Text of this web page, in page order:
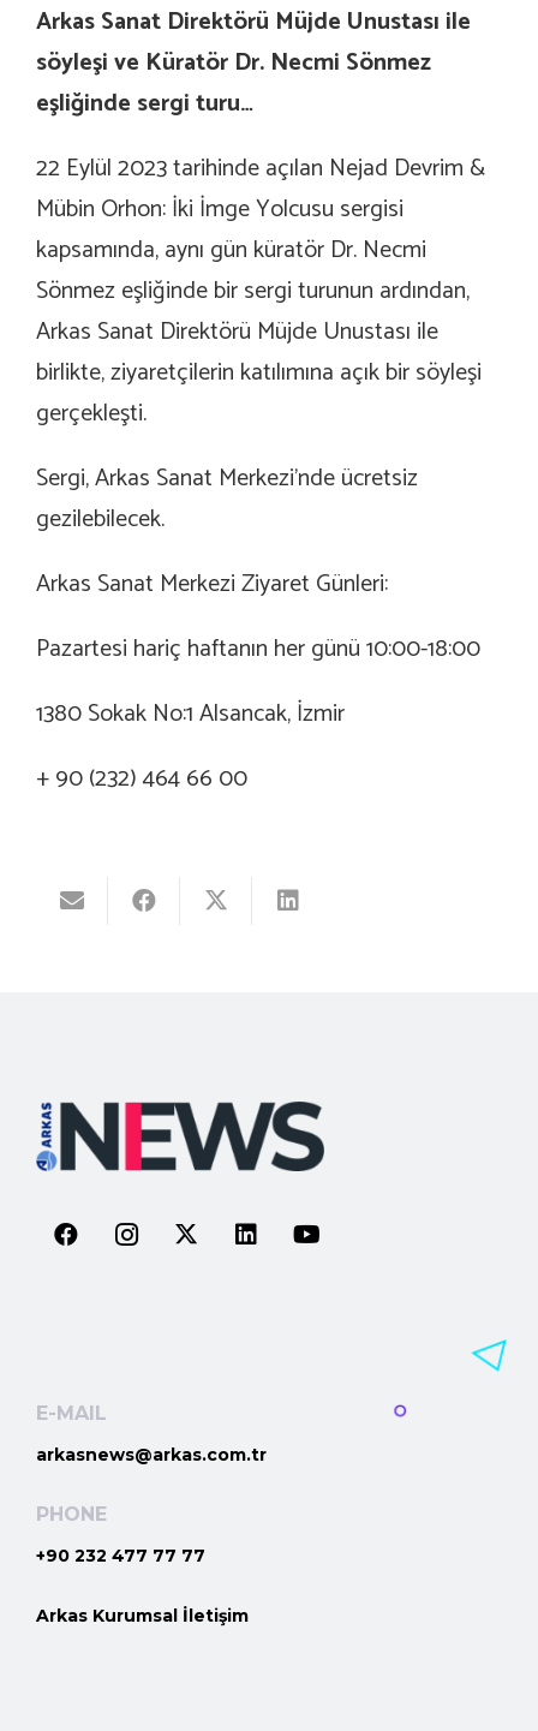
Arkas Sanat Direktörü Müjde Unustası ile
söyleşi ve Küratör Dr. Necmi Sönmez
eşliğinde sergi turu…
22 Eylül 2023 tarihinde açılan Nejad Devrim &
Mübin Orhon: İki İmge Yolcusu sergisi
kapsamında, aynı gün küratör Dr. Necmi
Sönmez eşliğinde bir sergi turunun ardından,
Arkas Sanat Direktörü Müjde Unustası ile
birlikte, ziyaretçilerin katılımına açık bir söyleşi
gerçekleşti.
Sergi, Arkas Sanat Merkezi’nde ücretsiz
gezilebilecek.
Arkas Sanat Merkezi Ziyaret Günleri:
Pazartesi hariç haftanın her günü 10:00-18:00
1380 Sokak No:1 Alsancak, İzmir
+ 90 (232) 464 66 00
E-MAIL
arkasnews@arkas.com.tr
PHONE
+90 232 477 77 77
Arkas Kurumsal İletişim